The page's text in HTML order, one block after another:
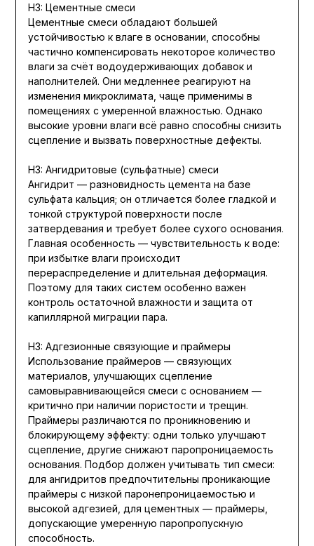
H3: Цементные смеси
Цементные смеси обладают большей
устойчивостью к влаге в основании, способны
частично компенсировать некоторое количество
влаги за счёт водоудерживающих добавок и
наполнителей. Они медленнее реагируют на
изменения микроклимата, чаще применимы в
помещениях с умеренной влажностью. Однако
высокие уровни влаги всё равно способны снизить
сцепление и вызвать поверхностные дефекты.
H3: Ангидритовые (сульфатные) смеси
Ангидрит — разновидность цемента на базе
сульфата кальция; он отличается более гладкой и
тонкой структурой поверхности после
затвердевания и требует более сухого основания.
Главная особенность — чувствительность к воде:
при избытке влаги происходит
перераспределение и длительная деформация.
Поэтому для таких систем особенно важен
контроль остаточной влажности и защита от
капиллярной миграции пара.
H3: Адгезионные связующие и праймеры
Использование праймеров — связующих
материалов, улучшающих сцепление
самовыравнивающейся смеси с основанием —
критично при наличии пористости и трещин.
Праймеры различаются по проникновению и
блокирующему эффекту: одни только улучшают
сцепление, другие снижают паропроницаемость
основания. Подбор должен учитывать тип смеси:
для ангидритов предпочтительны проникающие
праймеры с низкой паронепроницаемостью и
высокой адгезией, для цементных — праймеры,
допускающие умеренную паропропускную
способность.